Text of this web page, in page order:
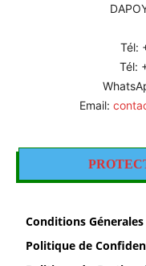
Tél:
Tél:
Email:
Conditions
Politique de